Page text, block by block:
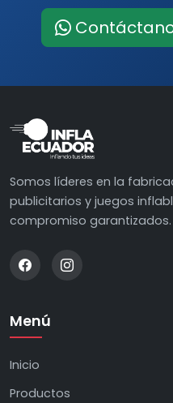
Somos líderes en la
publicitarios y juegos
compromiso garantizados.
Menú
Inicio
Productos